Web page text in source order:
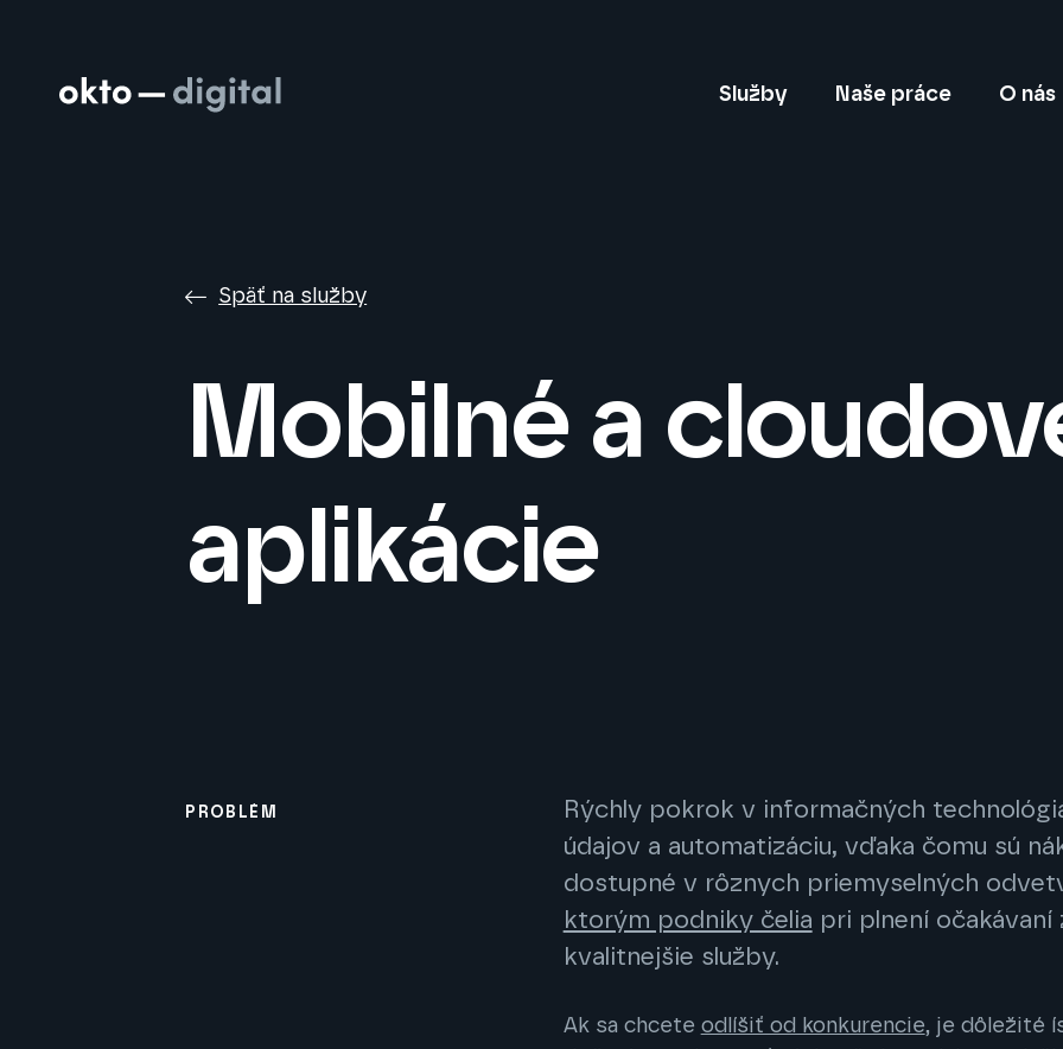
Služby Naše práce O nás
Späť na služby
Mobilné a
aplikácie
PROBLÉM
Rýchly pokrok v informačných
údajov a automatizáciu, vďaka čomu sú
dostupné v rôznych priemyselných
ktorým podniky čelia pri plnení očakávaní
kvalitnejšie služby.
Ak sa chcete odlíšiť od konkurencie, je dôležité